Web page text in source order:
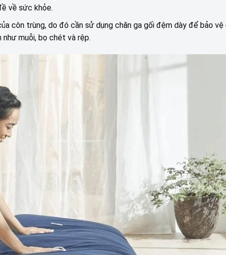
về sức khỏe.
côn trùng, do đó cần sử dụng chăn ga gối đệm dày để bảo
muỗi, bọ chét và rệp.